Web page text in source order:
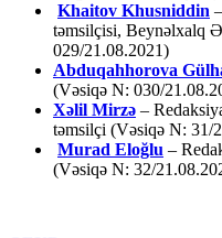
Khaitov Khusniddin
təmsilçisi, Beynəlxalq
029/21.08.2021)
Abduqahhorova
(Vəsiqə N: 030/
Xəlil Mirzə –
təmsilçi (Vəsiqə N: 31/
Murad Eloğlu –
(Vəsiqə N: 32/